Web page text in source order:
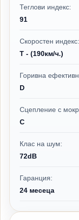
Теглови индекс:
91
Скоростен индекс:
T - (190км/ч.)
Горивна
D
Сцепление с
C
Клас на шум:
72dB
Гаранция:
24 месеца